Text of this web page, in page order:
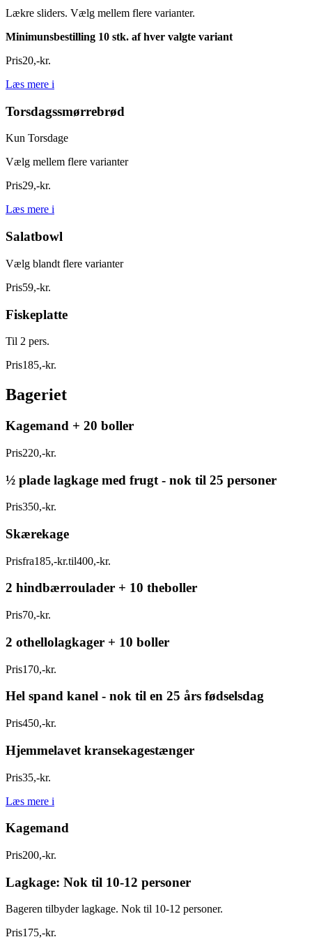
Lækre sliders. Vælg mellem flere varianter.
Minimunsbestilling 10 stk. af hver valgte variant
Pris20,-kr.
Læs mere i
Torsdagssmørrebrød
Kun Torsdage
Vælg mellem flere varianter
Pris29,-kr.
Læs mere i
Salatbowl
Vælg blandt flere varianter
Pris59,-kr.
Fiskeplatte
Til 2 pers.
Pris185,-kr.
Bageriet
Kagemand + 20 boller
Pris220,-kr.
½ plade lagkage med frugt - nok til 25 personer
Pris350,-kr.
Skærekage
Prisfra185,-kr.til400,-kr.
2 hindbærroulader + 10 theboller
Pris70,-kr.
2 othellolagkager + 10 boller
Pris170,-kr.
Hel spand kanel - nok til en 25 års fødselsdag
Pris450,-kr.
Hjemmelavet kransekagestænger
Pris35,-kr.
Læs mere i
Kagemand
Pris200,-kr.
Lagkage: Nok til 10-12 personer
Bageren tilbyder lagkage. Nok til 10-12 personer.
Pris175,-kr.